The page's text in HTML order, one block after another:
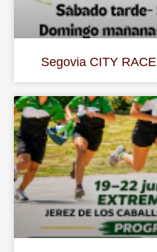
Segovia CITY